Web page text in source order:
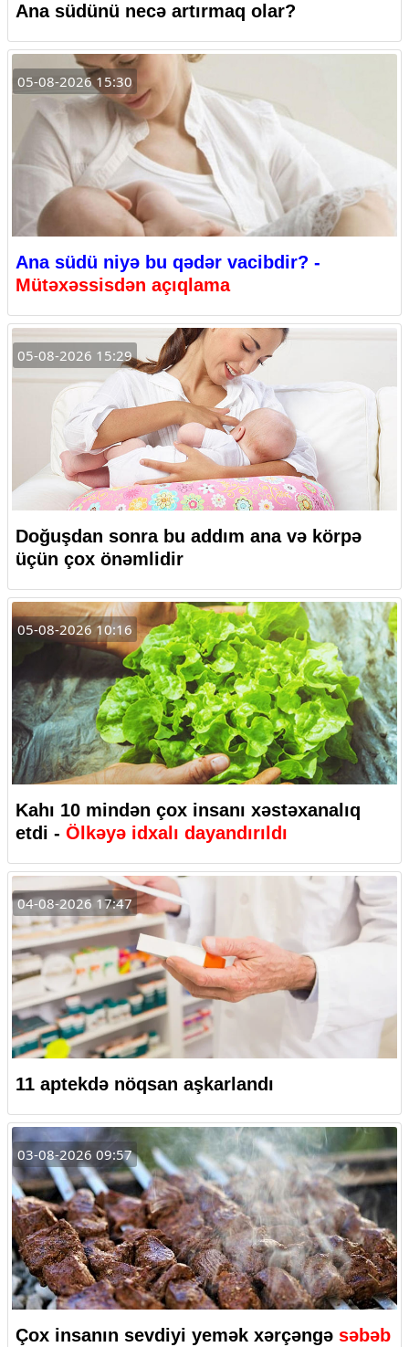
Ana südünü necə artırmaq olar?
05-08-2026 15:30
Ana südü niyə bu qədər vacibdir? -
Mütəxəssisdən açıqlama
05-08-2026 15:29
Doğuşdan sonra bu addım ana və körpə
üçün çox önəmlidir
05-08-2026 10:16
Kahı 10 mindən çox insanı xəstəxanalıq
etdi - Ölkəyə idxalı dayandırıldı
04-08-2026 17:47
11 aptekdə nöqsan aşkarlandı
03-08-2026 09:57
Çox insanın sevdiyi yemək xərçəngə səbəb